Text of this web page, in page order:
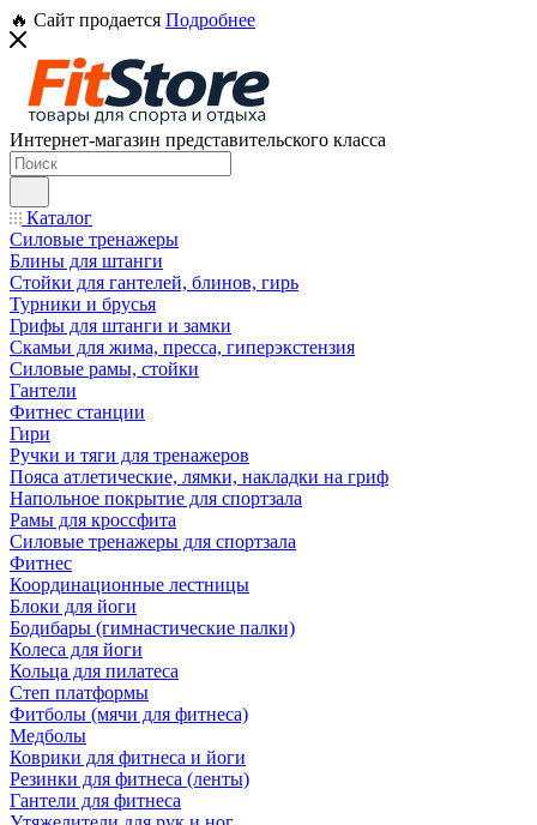
🔥 Сайт продается Подробнее
Интернет-магазин представительского класса
Каталог
Силовые тренажеры
Блины для штанги
Стойки для гантелей, блинов, гирь
Турники и брусья
Грифы для штанги и замки
Скамьи для жима, пресса, гиперэкстензия
Силовые рамы, стойки
Гантели
Фитнес станции
Гири
Ручки и тяги для тренажеров
Пояса атлетические, лямки, накладки на гриф
Напольное покрытие для спортзала
Рамы для кроссфита
Силовые тренажеры для спортзала
Фитнес
Координационные лестницы
Блоки для йоги
Бодибары (гимнастические палки)
Колеса для йоги
Кольца для пилатеса
Степ платформы
Фитболы (мячи для фитнеса)
Медболы
Коврики для фитнеса и йоги
Резинки для фитнеса (ленты)
Гантели для фитнеса